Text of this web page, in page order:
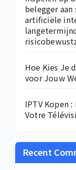
belegger
artificiële
Hoe Kies Je
voor Jouw
IPTV Kopen
Votre
Recent